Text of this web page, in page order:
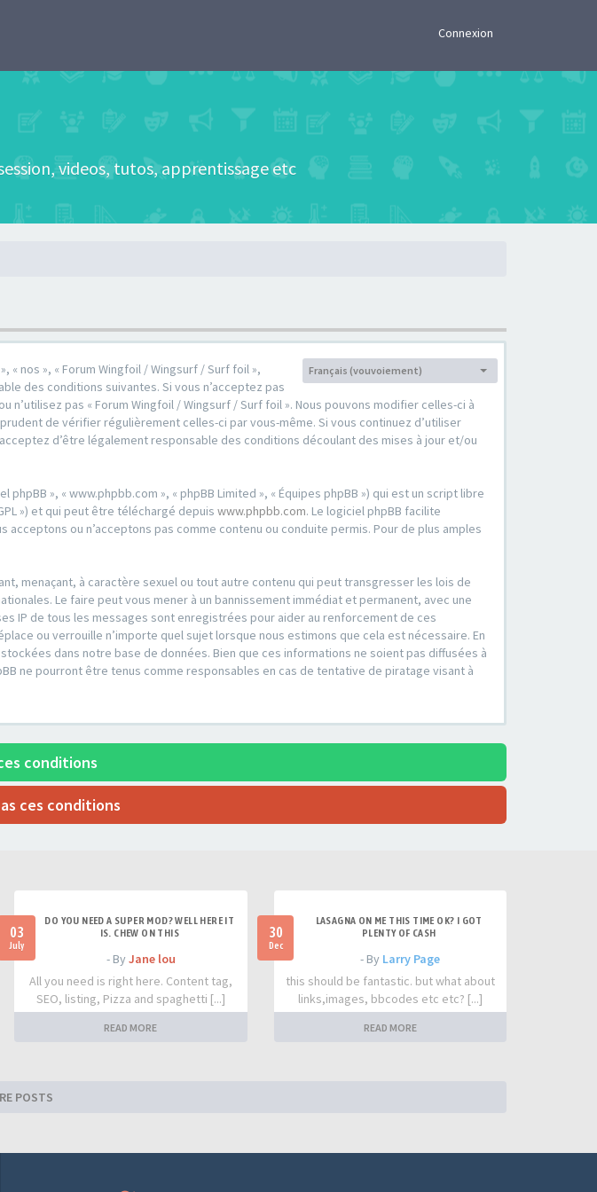
Connexion
videos, tutos, apprentissage etc
Langue :
Français (vouvoiement)
« nos », « Forum Wingfoil / Wingsurf / Surf foil »,
des conditions suivantes. Si vous n’acceptez pas
pas « Forum Wingfoil / Wingsurf / Surf foil ». Nous pouvons modifier celles-ci à
de vérifier régulièrement celles-ci par vous-même. Si vous continuez d’utiliser
d’être légalement responsable des conditions découlant des mises à jour et/ou
», « www.phpbb.com », « phpBB Limited », « Équipes phpBB ») qui est un script libre
») et qui peut être téléchargé depuis www.phpbb.com. Le logiciel phpBB facilite
ou n’acceptons pas comme contenu ou conduite permis. Pour de plus amples
menaçant, à caractère sexuel ou tout autre contenu qui peut transgresser les lois de
Le faire peut vous mener à un bannissement immédiat et permanent, avec une
IP de tous les messages sont enregistrées pour aider au renforcement de ces
ou verrouille n’importe quel sujet lorsque nous estimons que cela est nécessaire. En
dans notre base de données. Bien que ces informations ne soient pas diffusées à
ne pourront être tenus comme responsables en cas de tentative de piratage visant à
conditions
ces conditions
03
July
DO YOU NEED A SUPER MOD? WELL HERE IT
IS. CHEW ON THIS
- By Jane lou
All you need is right here. Content tag,
SEO, listing, Pizza and spaghetti [...]
READ MORE
30
Dec
LASAGNA ON ME THIS TIME OK? I GOT
PLENTY OF CASH
- By Larry Page
this should be fantastic. but what about
links,images, bbcodes etc etc? [...]
READ MORE
POSTS